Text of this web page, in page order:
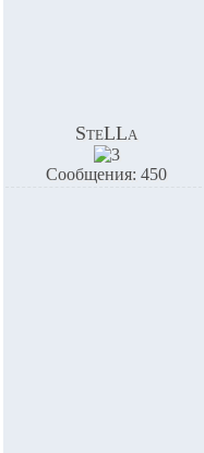
SteLLa
Сообщения: 450